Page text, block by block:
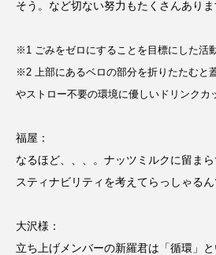
そう。など切ない努力もたくさんありま
※1 ごみをゼロにすることを目標にした活
※2 上部にあるベロの部分を折りたたむと
やストロー不要の環境に優しいドリンクカ
福屋：
なるほど、、、。ナッツミルクに留ま
スティナビリティを考えてらっしゃるん
大沢様：
立ち上げメンバーの新羅君は「循環」